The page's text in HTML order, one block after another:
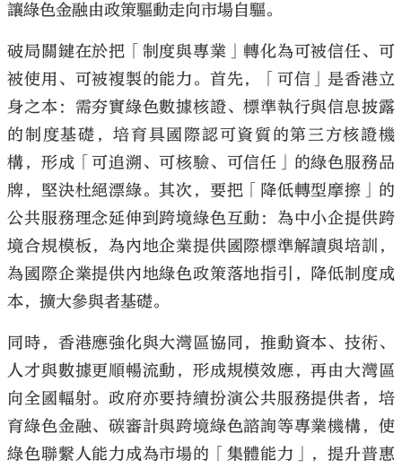
讓綠色金融由政策驅動走向市場自驅。
破局關鍵在於把「制度與專業」轉化為可被信任、可
被使用、可被複製的能力。首先，「可信」是香港立
身之本：需夯實綠色數據核證、標準執行與信息披露
的制度基礎，培育具國際認可資質的第三方核證機
構，形成「可追溯、可核驗、可信任」的綠色服務品
牌，堅決杜絕漂綠。其次，要把「降低轉型摩擦」的
公共服務理念延伸到跨境綠色互動：為中小企提供跨
境合規模板，為內地企業提供國際標準解讀與培訓，
為國際企業提供內地綠色政策落地指引，降低制度成
本，擴大參與者基礎。
同時，香港應強化與大灣區協同，推動資本、技術、
人才與數據更順暢流動，形成規模效應，再由大灣區
向全國輻射。政府亦要持續扮演公共服務提供者，培
育綠色金融、碳審計與跨境綠色諮詢等專業機構，使
綠色聯繫人能力成為市場的「集體能力」，提升普惠